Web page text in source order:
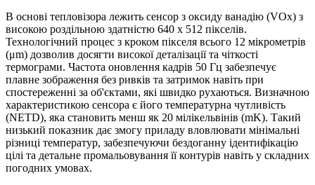
В основі тепловізора лежить сенсор з оксиду ванадію (VOx) з
високою роздільною здатністю 640 x 512 пікселів.
Технологічний процес з кроком пікселя всього 12 мікрометрів
(μm) дозволив досягти високої деталізації та чіткості
термограми. Частота оновлення кадрів 50 Гц забезпечує
плавне зображення без ривків та затримок навіть при
спостереженні за об'єктами, які швидко рухаються. Визначною
характеристикою сенсора є його температурна чутливість
(NETD), яка становить менш як 20 мілікельвінів (mK). Такий
низький показник дає змогу приладу вловлювати мінімальні
різниці температур, забезпечуючи бездоганну ідентифікацію
цілі та детальне промальовування її контурів навіть у складних
погодних умовах.